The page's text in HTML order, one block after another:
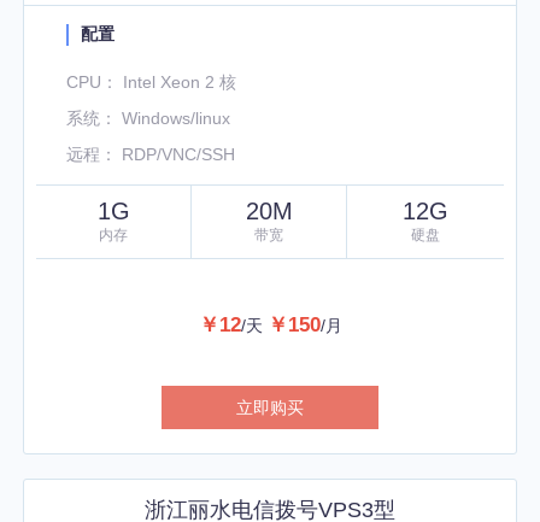
配置
CPU： Intel Xeon 2 核
系统： Windows/linux
远程： RDP/VNC/SSH
1G
内存
20M
带宽
12G
硬盘
￥12/天 ￥150/月
立即购买
浙江丽水电信拨号VPS3型